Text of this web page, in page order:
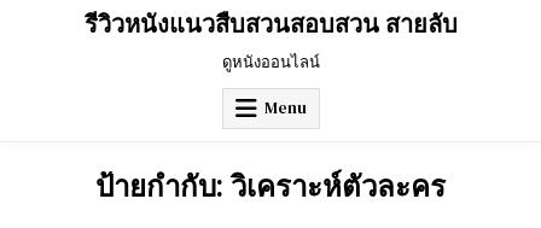
รีวิวหนังแนวสืบสวนสอบสวน สายลับ
ดูหนังออนไลน์
Menu
ป้ายกำกับ:วิเคราะห์ตัวละคร